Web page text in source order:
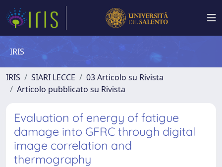
IRIS
IRIS SIARI LECCE
03 Articolo su Rivista
Articolo pubblicato su Rivista
Evaluation of energy of fatigue
damage into GFRC through digital
image correlation and
thermography